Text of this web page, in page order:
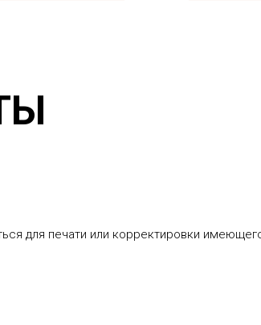
для печати или корректировки